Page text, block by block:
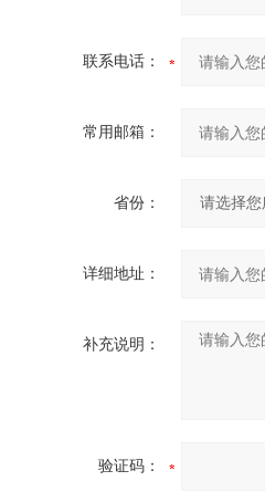
联系电话：
常用邮箱：
省份：
详细地址：
补充说明：
验证码：